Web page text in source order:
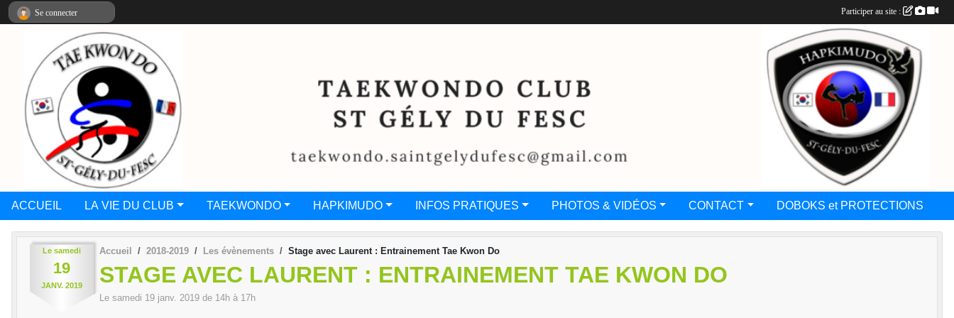
ACCUEIL LA VIE DU CLUB TAEKWONDO HAPKIMUDO INFOS PRATIQUES PHOTOS & VIDÉOS CONTACT DOBOKS et PROTECTIONS
Le samedi
19
JANV. 2019
Accueil 2018-2019 Les évènements Stage avec Laurent : Entrainement Tae Kwon Do
STAGE AVEC LAURENT : ENTRAINEMENT TAE KWON DO
Le samedi 19 janv. 2019 de 14h à 17h
Se connecter Participer au site :
Panneau de gestion des cookies